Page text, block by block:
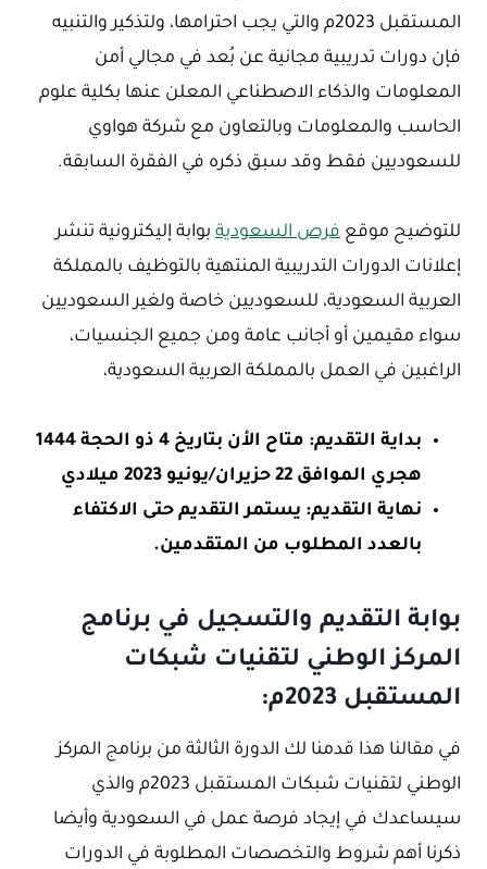
المستقبل 2023م والتي يجب احترامها، ولتذكير والتنبيه
فإن دورات تدريبية مجانية عن بُعد في مجالي أمن
المعلومات والذكاء الاصطناعي المعلن عنها بكلية علوم
الحاسب والمعلومات وبالتعاون مع شركة هواوي
للسعوديين فقط وقد سبق ذكره في الفقرة السابقة.
للتوضيح موقع فرص السعودية بوابة إليكترونية تنشر
إعلانات الدورات التدريبية المنتهية بالتوظيف بالمملكة
العربية السعودية، للسعوديين خاصة ولغير السعوديين
سواء مقيمين أو أجانب عامة ومن جميع الجنسيات،
الراغبين في العمل بالمملكة العربية السعودية،
بداية التقديم: متاح الأن بتاريخ 4 ذو الحجة 1444
هجري الموافق 22 حزيران/يونيو 2023 ميلادي
نهاية التقديم: يستمر التقديم حتى الاكتفاء
بالعدد المطلوب من المتقدمين.
بوابة التقديم والتسجيل في برنامج
المركز الوطني لتقنيات شبكات
المستقبل 2023م:
في مقالنا هذا قدمنا لك الدورة الثالثة من برنامج المركز
الوطني لتقنيات شبكات المستقبل 2023م والذي
سيساعدك في إيجاد فرصة عمل في السعودية وأيضا
ذكرنا أهم شروط والتخصصات المطلوبة في الدورات